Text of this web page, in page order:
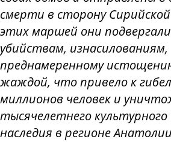
смерти в сторону
этих маршей они
убийствам, изнасилованиям,
преднамеренному
жаждой, что привело к
миллионов человек и
тысячелетнего
наследия в регионе